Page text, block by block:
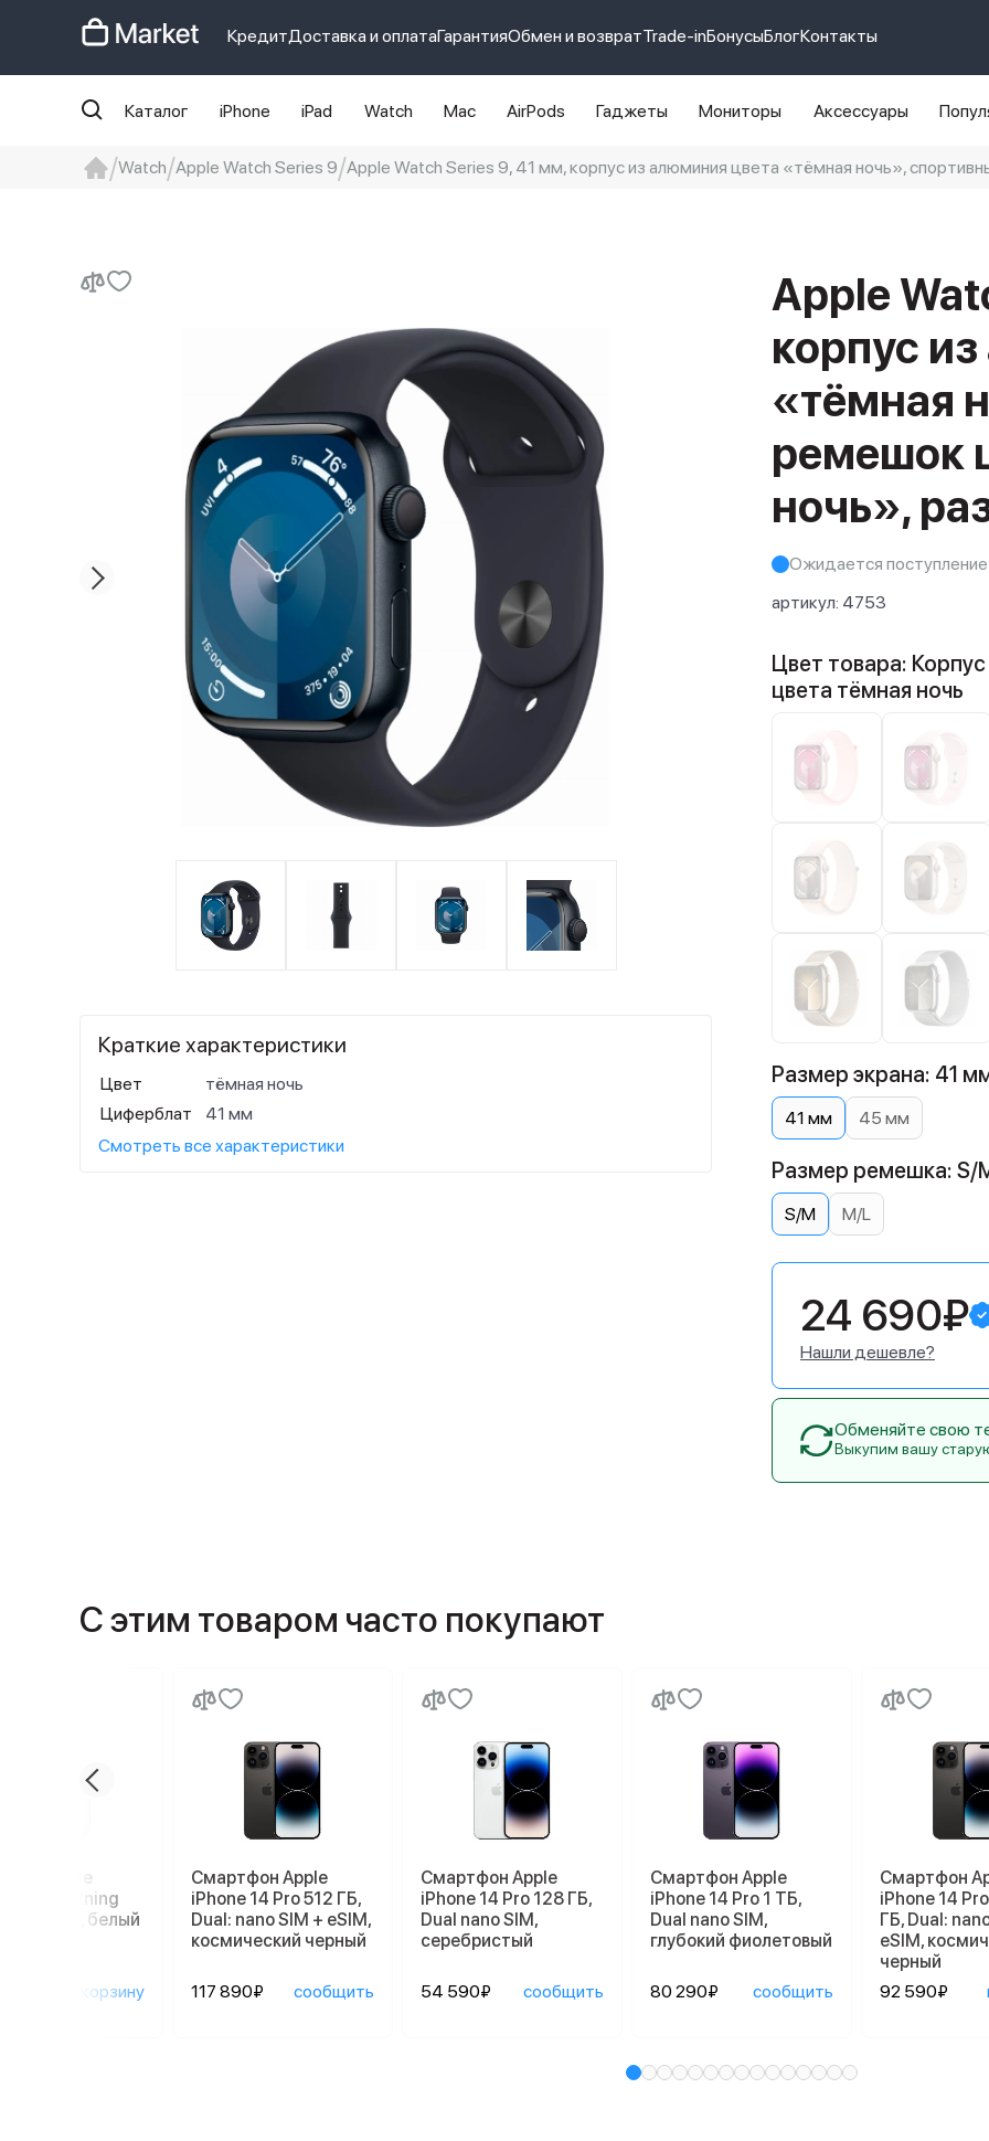
КредитДоставка и оплатаГарантияОбмен и возвратTrade-inБонусыБлогКонтакты
Каталог iPhone iPad Watch Mac AirPods Гаджеты Мониторы Аксессуары
Watch Apple Watch Series 9 Apple Watch Series 9, 41 мм, корпус из алюминия цвета «тёмная ночь»,
Apple
корпус
«тёмная
ремешок
ночь»,
Ожидается поступление
артикул: 4753
Краткие характеристики
Цвет
тёмная ночь
Циферблат
41 мм
Смотреть все характеристики
Цвет товара:
цвета тёмная ночь
Размер экрана: 41
41 мм 45 мм
Размер ремешка: S/
S/M M/L
24 690₽
Нашли дешевле?
Обменяйте свою
Выкупим вашу
С этим товаром часто покупают
Apple
3 Lightning
Case, белый
в корзину
Смартфон Apple
iPhone 14 Pro 512 ГБ,
Dual: nano SIM + eSIM,
космический черный
117 890₽ сообщить
Смартфон Apple
iPhone 14 Pro 128 ГБ,
Dual nano SIM,
серебристый
54 590₽ сообщить
Смартфон Apple
iPhone 14 Pro 1 ТБ,
Dual nano SIM,
глубокий фиолетовый
80 290₽ сообщить
Смартфон
iPhone 14
ГБ, Dual:
eSIM,
черный
92 590₽